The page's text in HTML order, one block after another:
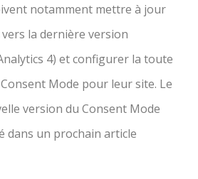
notamment mettre à jour
la dernière version
4) et configurer la toute
Mode pour leur site. Le
version du Consent Mode
dans un prochain article